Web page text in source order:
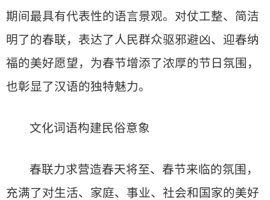
期间最具有代表性的语言景观。对仗工整、简洁
明了的春联，表达了人民群众驱邪避凶、迎春纳
福的美好愿望，为春节增添了浓厚的节日氛围，
也彰显了汉语的独特魅力。
文化词语构建民俗意象
春联力求营造春天将至、春节来临的氛围，
充满了对生活、家庭、事业、社会和国家的美好